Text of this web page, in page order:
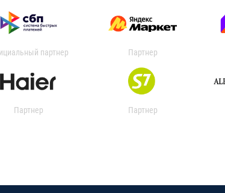
партнер Партнер
Партнер Партнер